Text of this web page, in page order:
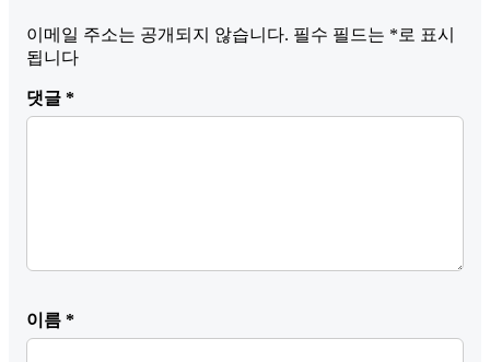
이메일 주소는 공개되지 않습니다. 필수 필드는 *로 표시
됩니다
댓글 *
이름 *